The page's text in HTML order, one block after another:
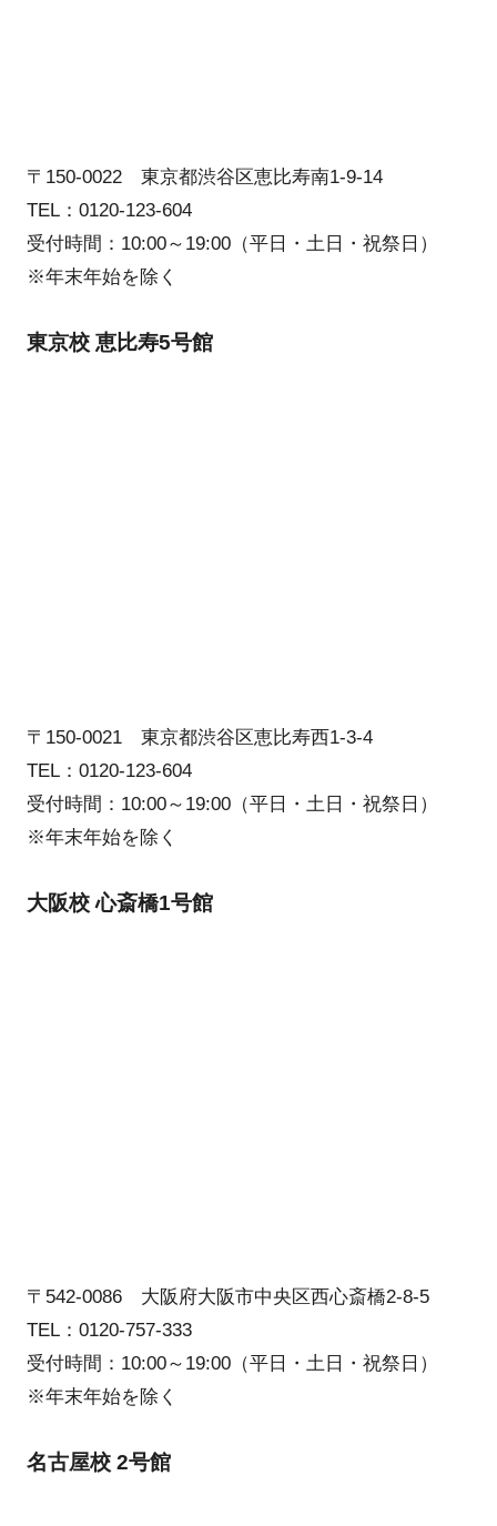
〒150-0022 東京都渋谷区恵比寿南1-9-14
TEL：0120-123-604
受付時間：10:00～19:00（平日・土日・祝祭日）
※年末年始を除く
東京校 恵比寿5号館
〒150-0021 東京都渋谷区恵比寿西1-3-4
TEL：0120-123-604
受付時間：10:00～19:00（平日・土日・祝祭日）
※年末年始を除く
大阪校 心斎橋1号館
〒542-0086 大阪府大阪市中央区西心斎橋2-8-5
TEL：0120-757-333
受付時間：10:00～19:00（平日・土日・祝祭日）
※年末年始を除く
名古屋校 2号館